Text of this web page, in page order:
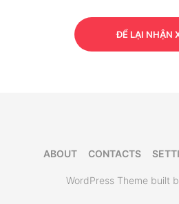
ĐỂ LẠI NHẬN
ABOUT CONTACTS
WordPress Theme built